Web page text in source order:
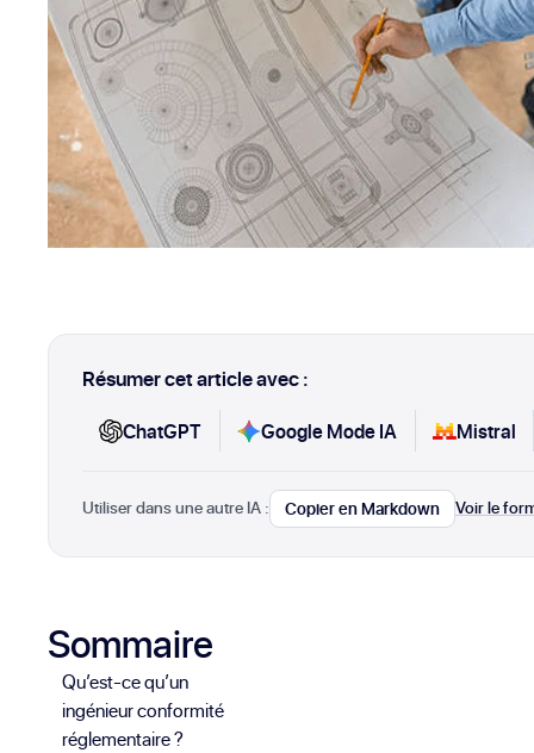
Résumer cet article avec :
ChatGPT Google Mode IA Mistral
Utiliser dans une autre IA : Copier en Markdown Voir le
Sommaire
Qu’est-ce qu’un
ingénieur conformité
réglementaire ?